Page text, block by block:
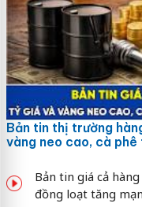
Bản tin thị trường
vàng neo cao, cà
Bản tin giá cả
đồng loạt tăng